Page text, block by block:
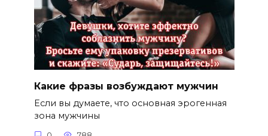
Какие фразы возбуждают мужчин
Если вы думаете, что основная эрогенная
зона мужчины